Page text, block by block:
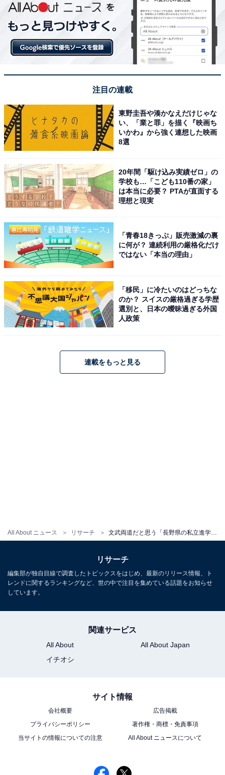
All About ニュース リサーチ
こちらもおすすめ
文武両道だと思う「山梨県の私立進学校」ラン
キング！ 2位「駿台甲府高等学校」を抑えた1位
は？
1 2
注目の連載
東野圭吾や湊かなえだけじゃな
い、「業と罪」を描く『映画ち
いかわ』から強く連想した映画
8選
20年間「駆け込み実績ゼロ」の
学校も…「こども110番の家」
は本当に必要？ PTAが直面する
理想と現実
「青春18きっぷ」販売激減の裏
に何が？ 連続利用の厳格化だけ
ではない「本当の理由」
「移民」に冷たいのはどっちな
のか？ スイスの厳格過ぎる学歴
選別と、日本の曖昧過ぎる外国
人政策
連載をもっと見る
リサーチ
編集部が独自目線で調査したトピックスをはじめ、最新のリリース情報、ト
レンドに関するランキングなど、世の中で注目を集めている話題をお知らせ
しています。
関連サービス
All About
All About Japan
イチオシ
サイト情報
会社概要
広告掲載
プライバシーポリシー
著作権・商標・免責事項
当サイトの情報についての注意
All About ニュースについて